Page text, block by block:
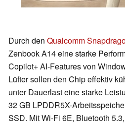
Durch den Qualcomm
Zenbook A14 eine starke
Copilot+ AI-Features von
Lüfter sollen den Chip effektiv
unter Dauerlast eine starke
32 GB LPDDR5X-
SSD. Mit Wi-Fi 6E, Bluetooth